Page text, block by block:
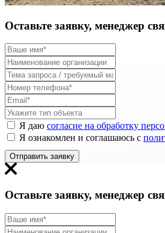
Оставьте заявку, менеджер
Я даю согласие на обработку
Я ознакомлен и соглашаюсь с
Отправить заявку
Оставьте заявку, менеджер